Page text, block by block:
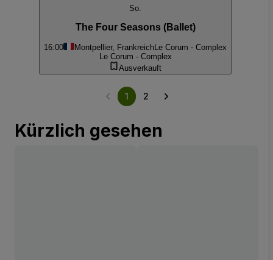
So.
The Four Seasons (Ballet)
16:00 Montpellier, Frankreich Le Corum - Complex
Le Corum - Complex
Ausverkauft
1 2
Kürzlich gesehen